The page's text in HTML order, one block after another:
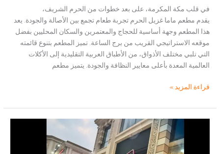
في قلب مكة المكرمة، على بعد خطوات من الحرم الشريف،
يقدم مطعم ماما غزيل الحرم تجربة طعام تجمع بين الأصالة والجودة. يعد
هذا المطعم وجهة أساسية للحجاج والمعتمرين والسكان المحليين بفضل
موقعه الاستراتيجي القريب من برج الساعة. تميز المطعم بتنوع قائمته
التي تلبي مختلف الأذواق، من الأطباق العربية التقليدية إلى الأكلات
العالمية المعدة بأعلى معايير النظافة والجودة. يتميز مطعم
مطعم
غزيل
الحرم
قراءة المزيد »